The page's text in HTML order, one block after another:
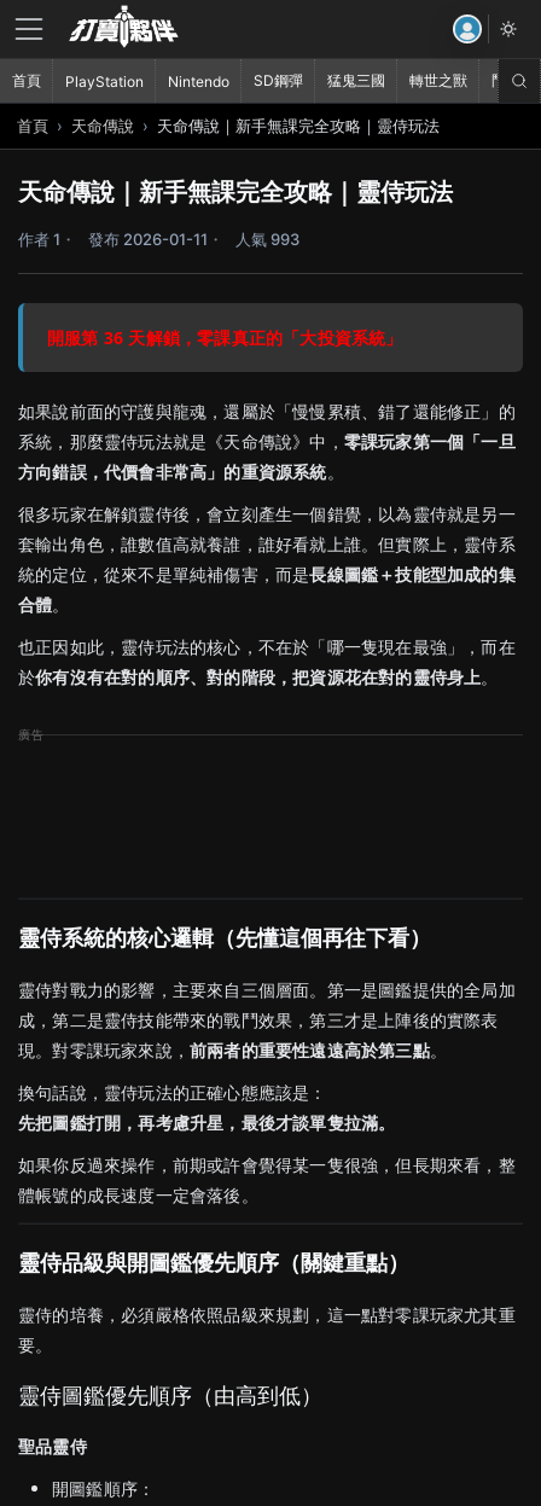
首頁 天命傳說 天命傳說｜新手無課完全攻略｜靈侍玩法
天命傳說｜新手無課完全攻略｜靈侍玩法
作者 1 發布 2026-01-11 人氣 993
開服第 36 天解鎖，零課真正的「大投資系統」
如果說前面的守護與龍魂，還屬於「慢慢累積、錯了還能修正」的
系統，那麼靈侍玩法就是《天命傳說》中， 零課玩家第一個「一旦
方向錯誤，代價會非常高」的重資源系統。
很多玩家在解鎖靈侍後，會立刻產生一個錯覺，以為靈侍就是另一
套輸出角色，誰數值高就養誰，誰好看就上誰。但實際上，靈侍系
統的定位，從來不是單純補傷害，而是長線圖鑑＋技能型加成的集
合體。
也正因如此，靈侍玩法的核心，不在於「哪一隻現在最強」，而在
於你有沒有在對的順序、對的階段，把資源花在對的靈侍身上。
靈侍系統的核心邏輯（先懂這個再往下看）
靈侍對戰力的影響，主要來自三個層面。第一是圖鑑提供的全局加
成，第二是靈侍技能帶來的戰鬥效果，第三才是上陣後的實際表
現。對零課玩家來說， 前兩者的重要性遠遠高於第三點。
換句話說，靈侍玩法的正確心態應該是：
先把圖鑑打開，再考慮升星，最後才談單隻拉滿。
如果你反過來操作，前期或許會覺得某一隻很強，但長期來看，整
體帳號的成長速度一定會落後。
靈侍品級與開圖鑑優先順序（關鍵重點）
靈侍的培養，必須嚴格依照品級來規劃，這一點對零課玩家尤其重
要。
靈侍圖鑑優先順序（由高到低）
聖品靈侍
開圖鑑順序：
首頁 PlayStation Nintendo SD鋼彈 猛鬼三國 轉世之獸 鬥破蒼